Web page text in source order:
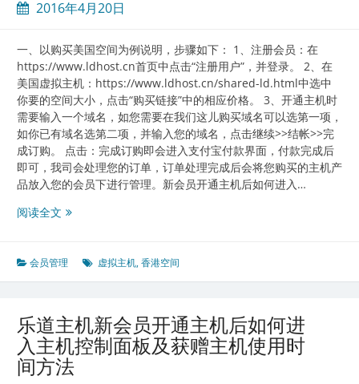
计
2016年4月20日
一、以购买美国空间为例说明，步骤如下： 1、注册会员：在
https://www.ldhost.cn首页中点击“注册用户”，并登录。 2、在
美国虚拟主机：https://www.ldhost.cn/shared-ld.html中选中
你要的空间大小，点击“购买链接”中的相应价格。 3、开通主机时
需要输入一个域名，如您需要在我们这儿购买域名可以选第一项，
如你已有域名选第二项，并输入您的域名，点击继续>>结帐>>完
成订购。 点击：完成订购即会进入支付宝付款界面，付款完成后
即可，我司会处理您的订单，订单处理完成后会将您购买的主机产
品放入您的会员下进行管理。新会员开通主机后如何进入…
阅读全文 虚
机
及
名
购
买
流
程-
会员管理 虚拟主机,香港空间
乐道主机新会员开通主机后如何进
入主机控制面板及获赠主机使用时
间方法